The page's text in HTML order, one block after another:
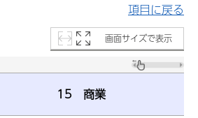
項目に戻る
画面サイズで表示
15 商業